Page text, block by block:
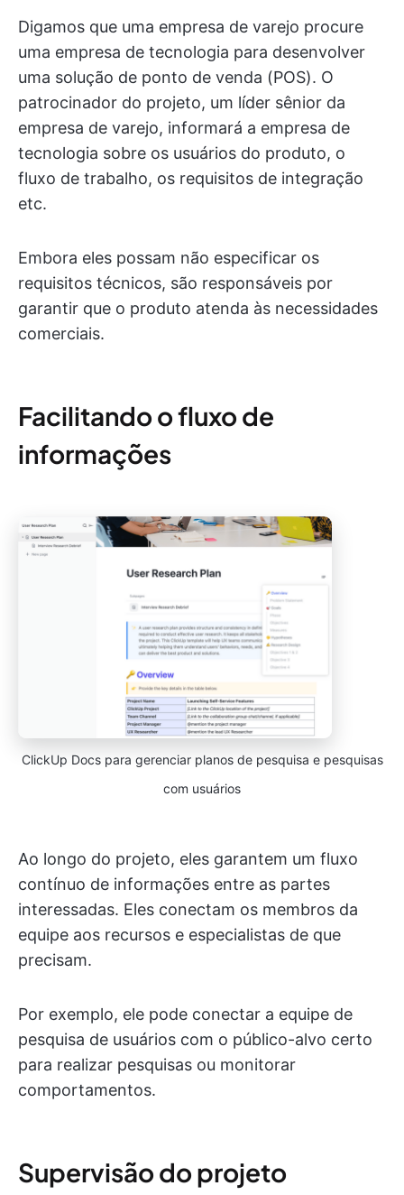
Digamos que uma empresa de varejo procure
uma empresa de tecnologia para desenvolver
uma solução de ponto de venda (POS). O
patrocinador do projeto, um líder sênior da
empresa de varejo, informará a empresa de
tecnologia sobre os usuários do produto, o
fluxo de trabalho, os requisitos de integração
etc.
Embora eles possam não especificar os
requisitos técnicos, são responsáveis por
garantir que o produto atenda às necessidades
comerciais.
Facilitando o fluxo de
informações
ClickUp Docs para gerenciar planos de pesquisa e pesquisas
com usuários
Ao longo do projeto, eles garantem um fluxo
contínuo de informações entre as partes
interessadas. Eles conectam os membros da
equipe aos recursos e especialistas de que
precisam.
Por exemplo, ele pode conectar a equipe de
pesquisa de usuários com o público-alvo certo
para realizar pesquisas ou monitorar
comportamentos.
Supervisão do projeto